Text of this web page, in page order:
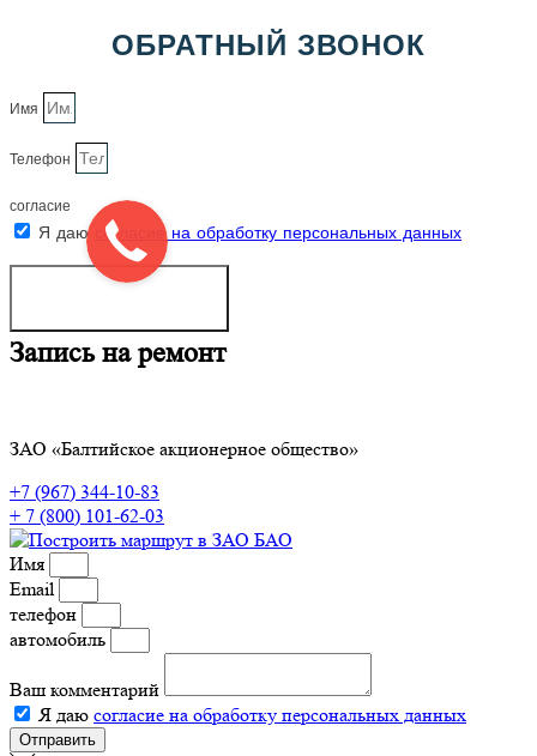
ОБРАТНЫЙ ЗВОНОК
Имя
Телефон
согласие
Я даю согласие на обработку персональных данных
Запись на ремонт
ЗАО «Балтийское акционерное общество»
+7 (967) 344-10-83
+ 7 (800) 101-62-03
Имя
Email
телефон
автомобиль
Ваш комментарий
Я даю согласие на обработку персональных данных
Отправить